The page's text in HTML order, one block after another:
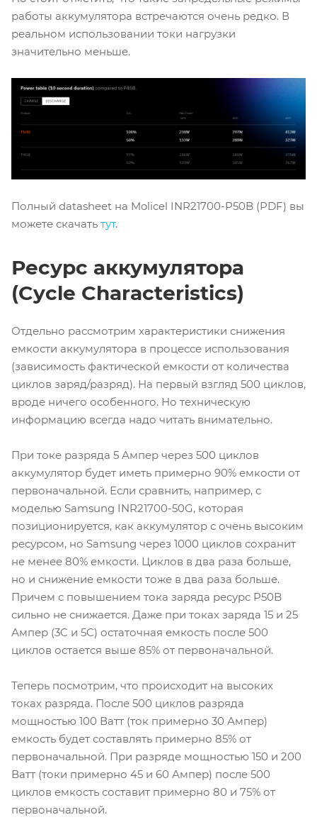
работы аккумулятора встречаются очень редко. В
реальном использовании токи нагрузки
значительно меньше.
Полный datasheet на Molicel INR21700-P50B (PDF) вы
можете скачать тут.
Ресурс аккумулятора
(Cycle Characteristics)
Отдельно рассмотрим характеристики снижения
емкости аккумулятора в процессе использования
(зависимость фактической емкости от количества
циклов заряд/разряд). На первый взгляд 500 циклов,
вроде ничего особенного. Но техническую
информацию всегда надо читать внимательно.
При токе разряда 5 Ампер через 500 циклов
аккумулятор будет иметь примерно 90% емкости от
первоначальной. Если сравнить, например, с
моделью Samsung INR21700-50G, которая
позиционируется, как аккумулятор с очень высоким
ресурсом, но Samsung через 1000 циклов сохранит
не менее 80% емкости. Циклов в два раза больше,
но и снижение емкости тоже в два раза больше.
Причем с повышением тока заряда ресурс P50B
сильно не снижается. Даже при токах заряда 15 и 25
Ампер (3C и 5C) остаточная емкость после 500
циклов остается выше 85% от первоначальной.
Теперь посмотрим, что происходит на высоких
токах разряда. После 500 циклов разряда
мощностью 100 Ватт (ток примерно 30 Ампер)
емкость будет составлять примерно 85% от
первоначальной. При разряде мощностью 150 и 200
Ватт (токи примерно 45 и 60 Ампер) после 500
циклов емкость составит примерно 80 и 75% от
первоначальной.